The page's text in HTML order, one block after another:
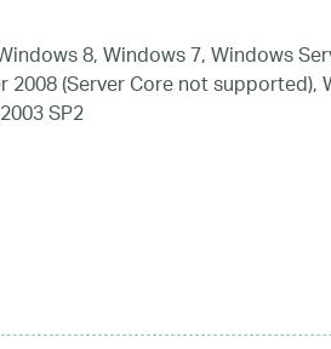
8, Windows 7, Windows
(Server Core not supported),
SP2